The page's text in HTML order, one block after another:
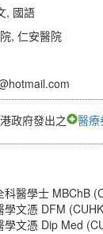
, 國語
, 仁安醫院
政府發出之 醫療
醫學士 MBChB
學文憑 DFM
學文憑 Dip Med